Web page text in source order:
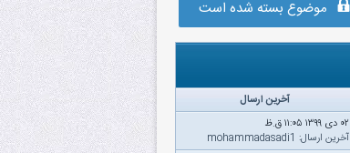
موضوع بسته شده است
آخرین ارسال
۰۲ دى ۱۳۹۹ ۱۱:۰۵ ق.ظ
آخرین ارسال:
mohammadasadi1